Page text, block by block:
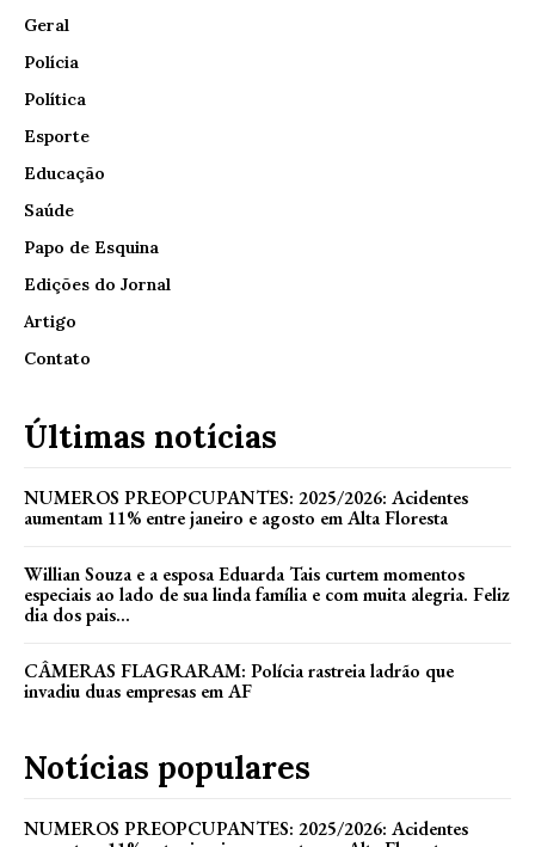
Geral
Polícia
Política
Esporte
Educação
Saúde
Papo de Esquina
Edições do Jornal
Artigo
Contato
Últimas notícias
NUMEROS PREOPCUPANTES: 2025/2026: Acidentes
aumentam 11% entre janeiro e agosto em Alta Floresta
Willian Souza e a esposa Eduarda Tais curtem momentos
especiais ao lado de sua linda família e com muita alegria. Feliz
dia dos pais...
CÂMERAS FLAGRARAM: Polícia rastreia ladrão que
invadiu duas empresas em AF
Notícias populares
NUMEROS PREOPCUPANTES: 2025/2026: Acidentes